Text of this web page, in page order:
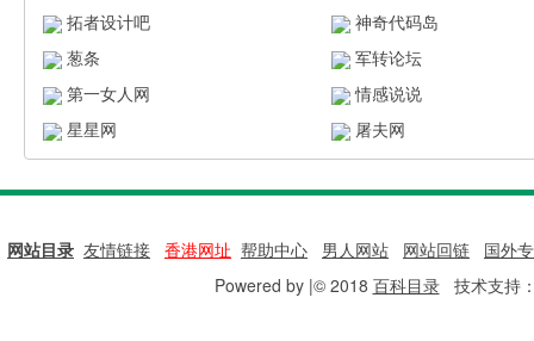
拓者设计吧
神奇代码岛
葱条
军转论坛
第一女人网
情感说说
星星网
屠夫网
网站目录 友情链接 香港网址 帮助中心 男人网站 网站回链
国外
Powered by |© 2018 百科目录技术支持